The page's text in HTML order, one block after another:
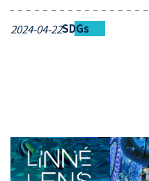
2024-04-22SDGs